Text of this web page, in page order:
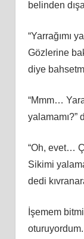
belinden
“Yarrağımı
Gözlerine
diye
“Mmm…
yalamamı?”
“Oh, evet…
Sikimi
dedi
İşemem